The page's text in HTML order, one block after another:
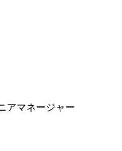
アマネージャー